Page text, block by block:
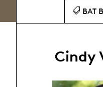
BAT
Cindy